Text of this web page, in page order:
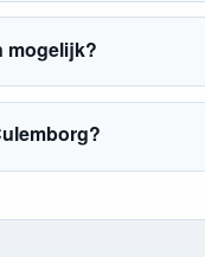
mogelijk?